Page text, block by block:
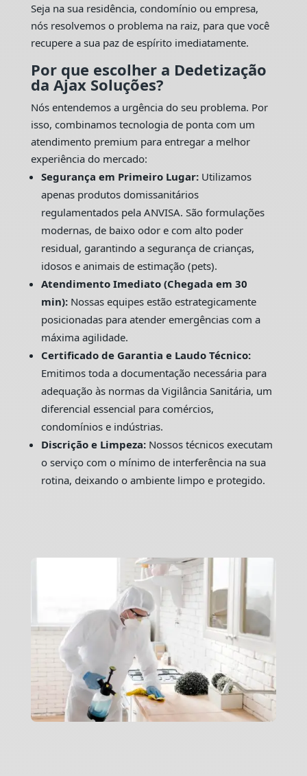
Seja na sua residência, condomínio ou empresa,
nós resolvemos o problema na raiz, para que você
recupere a sua paz de espírito imediatamente.
Por que escolher a Dedetização
da Ajax Soluções?
Nós entendemos a urgência do seu problema. Por
isso, combinamos tecnologia de ponta com um
atendimento premium para entregar a melhor
experiência do mercado:
Segurança em Primeiro Lugar:Utilizamos
apenas produtos domissanitários
regulamentados pela ANVISA. São formulações
modernas, de baixo odor e com alto poder
residual, garantindo a segurança de crianças,
idosos e animais de estimação (pets).
Atendimento Imediato (Chegada em 30
min):Nossas equipes estão estrategicamente
posicionadas para atender emergências com a
máxima agilidade.
Certificado de Garantia e Laudo Técnico:
Emitimos toda a documentação necessária para
adequação às normas da Vigilância Sanitária, um
diferencial essencial para comércios,
condomínios e indústrias.
Discrição e Limpeza:Nossos técnicos executam
o serviço com o mínimo de interferência na sua
rotina, deixando o ambiente limpo e protegido.